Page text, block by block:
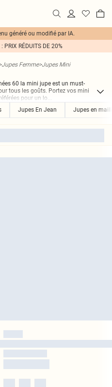
généré ou modifié par IA.
PRIX RÉDUITS DE 20%
Jupes Femme>Jupes Mini
60 la mini jupe est un must-
tous les goûts. Portez vos mini
pour un lo...
Jupes En Jean Jupes en